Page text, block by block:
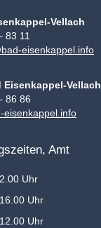
Vellach
83 11
eisenkappel.info
Vellach
86 86
eisenkappel.info
Amt
Uhr
Uhr
Uhr